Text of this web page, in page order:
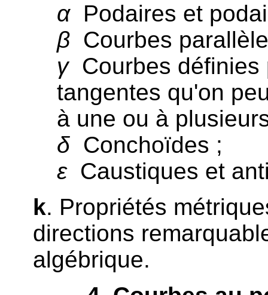
αPodaires et
β Courbes
γCourbes définies
tangentes qu'on
à une ou à
δ Conchoïdes ;
εCaustiques et
k. Propriétés
directions
algébrique.